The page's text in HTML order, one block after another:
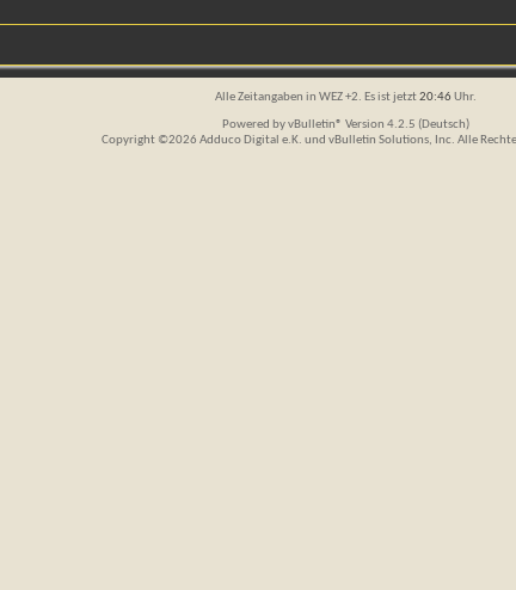
Alle Zeitangaben in WEZ +2. Es ist jetzt20:46Uhr.
Powered byvBulletin® Version 4.2.5 (Deutsch)
Copyright ©2026 Adduco Digital e.K. und vBulletin Solutions, Inc. Alle